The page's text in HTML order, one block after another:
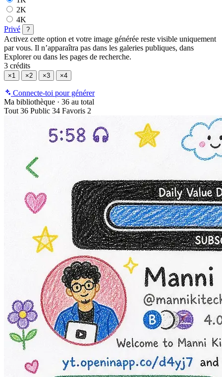
2K
4K
Privé
?
Activez cette option et votre image générée reste visible uniquement
par vous. Il n’apparaîtra pas dans les galeries publiques, dans
Explorer ou dans les pages de recherche.
3 crédits
×1 ×2 ×3 ×4
Connecte-toi pour générer
Ma bibliothèque · 36 au total
Tout 36 Public 34 Favoris 2